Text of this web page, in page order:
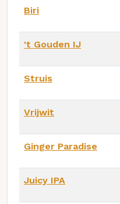
Biri
't Gouden IJ
Struis
Vrijwit
Ginger Paradise
Juicy IPA